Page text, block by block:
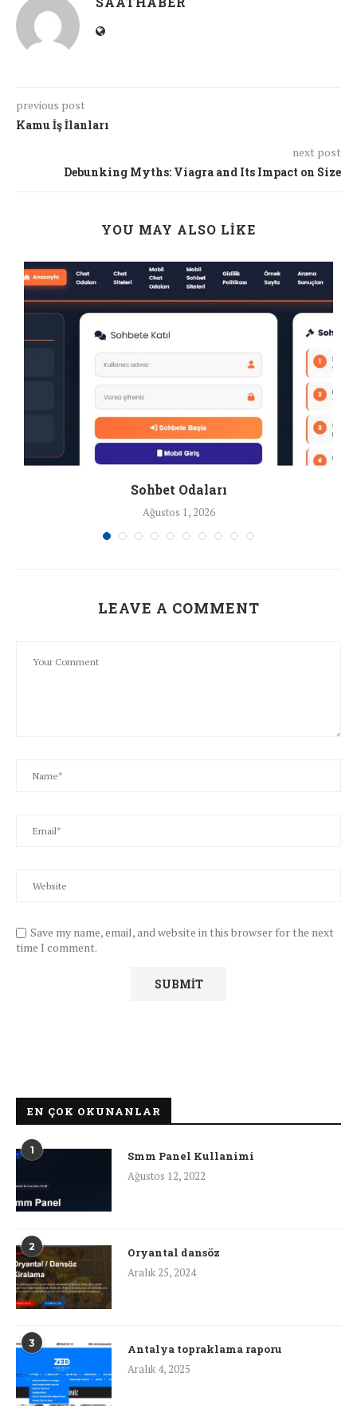
previous post
Kamu İş İlanları
next post
Debunking Myths: Viagra and Its Impact on Size
YOU MAY ALSO LIKE
Sohbet Odaları
Ağustos 1, 2026
LEAVE A COMMENT
Save my name, email, and website in this browser for the next
time I comment.
EN ÇOK OKUNANLAR
1
Smm Panel Kullanimi
Ağustos 12, 2022
2
Oryantal dansöz
Aralık 25, 2024
3
Antalya topraklama raporu
Aralık 4, 2025